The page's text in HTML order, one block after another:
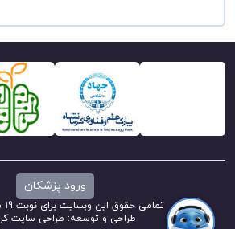
ورود پزشکان
تمامی حقوق این وبسایت برای نوبت 19 محفوظ است.
طراحی و توسعه: طراحی سایت